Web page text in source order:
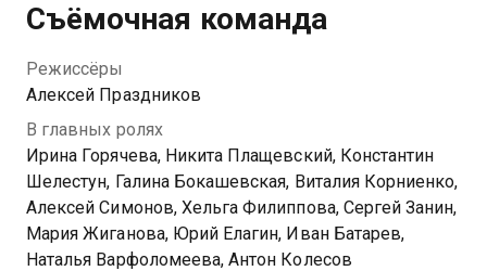
Съёмочная команда
Режиссёры
Алексей Праздников
В главных ролях
Ирина Горячева, Никита Плащевский, Константин
Шелестун, Галина Бокашевская, Виталия Корниенко,
Алексей Симонов, Хельга Филиппова, Сергей Занин,
Мария Жиганова, Юрий Елагин, Иван Батарев,
Наталья Варфоломеева, Антон Колесов